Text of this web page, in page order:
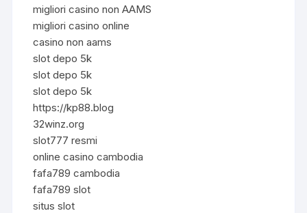
migliori casino non AAMS
migliori casino online
casino non aams
slot depo 5k
slot depo 5k
slot depo 5k
https://kp88.blog
32winz.org
slot777 resmi
online casino cambodia
fafa789 cambodia
fafa789 slot
situs slot